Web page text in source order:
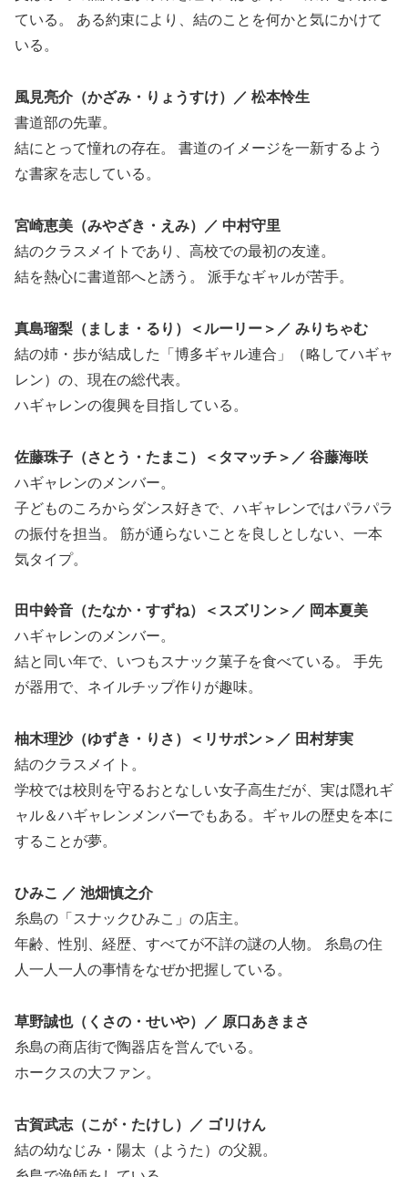
ている。 ある約束により、結のことを何かと気にかけて
いる。
風見亮介（かざみ・りょうすけ）／ 松本怜生
書道部の先輩。
結にとって憧れの存在。 書道のイメージを一新するよう
な書家を志している。
宮崎恵美（みやざき・えみ）／ 中村守里
結のクラスメイトであり、高校での最初の友達。
結を熱心に書道部へと誘う。 派手なギャルが苦手。
真島瑠梨（ましま・るり）＜ルーリー＞／ みりちゃむ
結の姉・歩が結成した「博多ギャル連合」（略してハギャ
レン）の、現在の総代表。
ハギャレンの復興を目指している。
佐藤珠子（さとう・たまこ）＜タマッチ＞／ 谷藤海咲
ハギャレンのメンバー。
子どものころからダンス好きで、ハギャレンではパラパラ
の振付を担当。 筋が通らないことを良しとしない、一本
気タイプ。
田中鈴音（たなか・すずね）＜スズリン＞／ 岡本夏美
ハギャレンのメンバー。
結と同い年で、いつもスナック菓子を食べている。 手先
が器用で、ネイルチップ作りが趣味。
柚木理沙（ゆずき・りさ）＜リサポン＞／ 田村芽実
結のクラスメイト。
学校では校則を守るおとなしい女子高生だが、実は隠れギ
ャル＆ハギャレンメンバーでもある。ギャルの歴史を本に
することが夢。
ひみこ ／ 池畑慎之介
糸島の「スナックひみこ」の店主。
年齢、性別、経歴、すべてが不詳の謎の人物。 糸島の住
人一人一人の事情をなぜか把握している。
草野誠也（くさの・せいや）／ 原口あきまさ
糸島の商店街で陶器店を営んでいる。
ホークスの大ファン。
古賀武志（こが・たけし）／ ゴリけん
結の幼なじみ・陽太（ようた）の父親。